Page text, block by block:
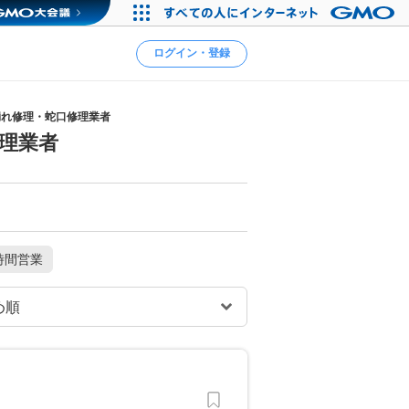
ログイン・登録
修理・蛇口修理業者
業者
間営業